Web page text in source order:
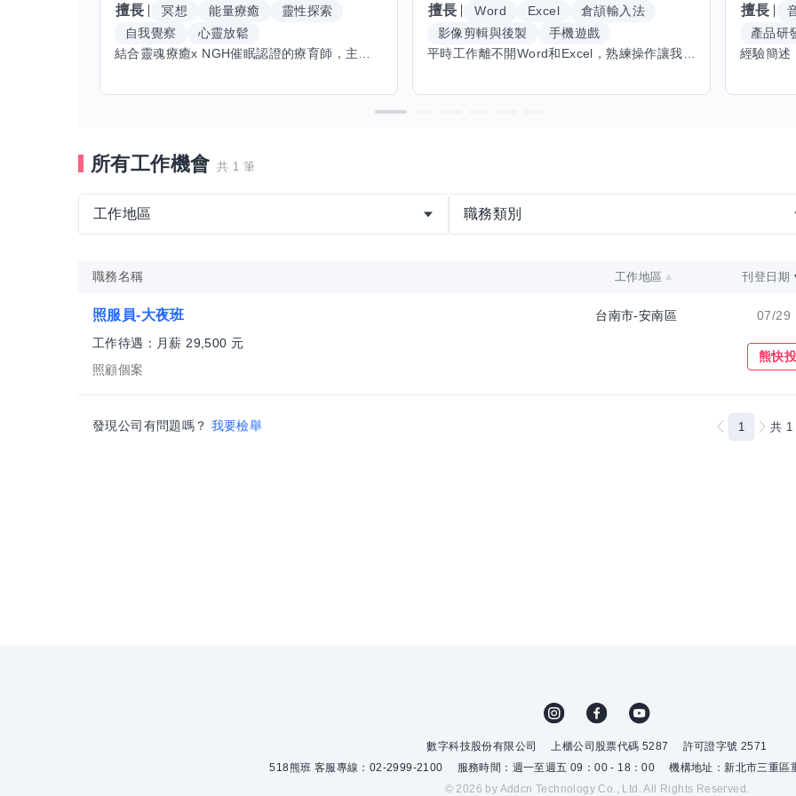
擅長
冥想 能量療癒
靈性探索
自我覺察
心靈放鬆
擅長
Word Excel
倉頡輸入法
影像剪輯與後製
手機遊戲
擅長
產品研
所有工作機會 共 1 筆
工作地區 職務類別
職務名稱 工作地區 刊登日期
照服員-大夜班 台南市-安南區
07/29
工作待遇：月薪 29,500 元
照顧個案
熊快投
發現公司有問題嗎？ 我要檢舉 1 共 1
數字科技股份有限公司
上櫃公司股票代碼 5287
許可證字號 2571
518熊班 客服專線：02-2999-2100
服務時間：週一至週五 09：00 - 18：00
機構地址：新北市三重
© 2026 by Addcn Technology Co., Ltd. All Rights Reserved.